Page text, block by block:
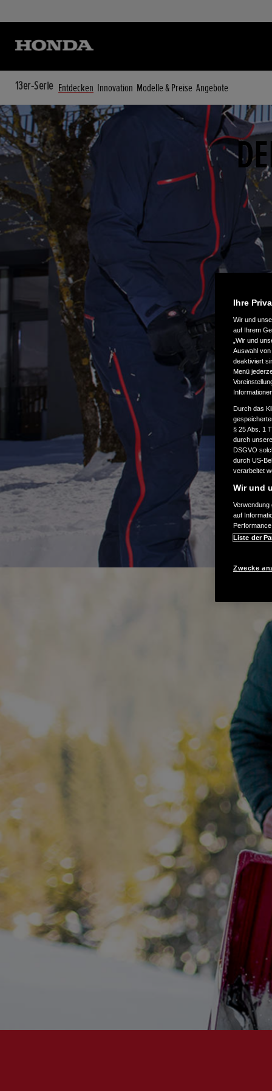
13er-Serie Entdecken Innovation Modelle & Preise Angebote
Ihre
Wir und
auf Ihrem
„Wir und
Auswahl
deaktiviert
Menü
Durch das
§ 25 Abs. 1
durch
DSGVO
durch US-
verarbeitet
Wir und
Verwendung
auf
Liste der
Zwecke